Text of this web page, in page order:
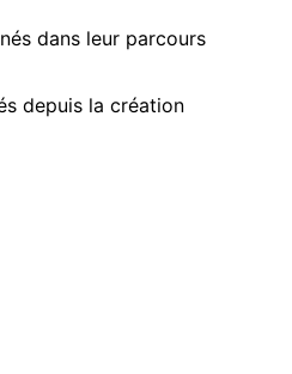
dans leur parcours
depuis la création